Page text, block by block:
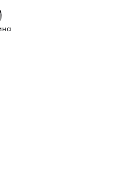
полимерная трехслойная